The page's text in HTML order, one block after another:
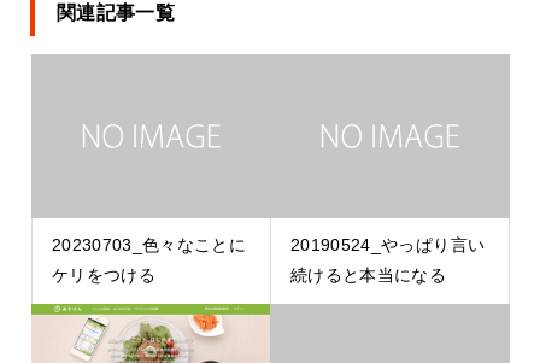
関連記事一覧
20230703_色々なことに
ケリをつける
20190524_やっぱり言い
続けると本当になる